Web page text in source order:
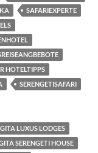
SAFARIEXPERTE
HOTELTIPPS
SERENGETISAFARI
LUXUS LODGES
SERENGETI HOUSE